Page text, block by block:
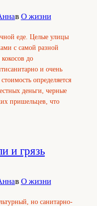
в О жизни
еде. Целые улицы
с самой разной
до
и очень
определяется
деньги, черные
пришельцев, что
и грязь
в О жизни
но санитарно-